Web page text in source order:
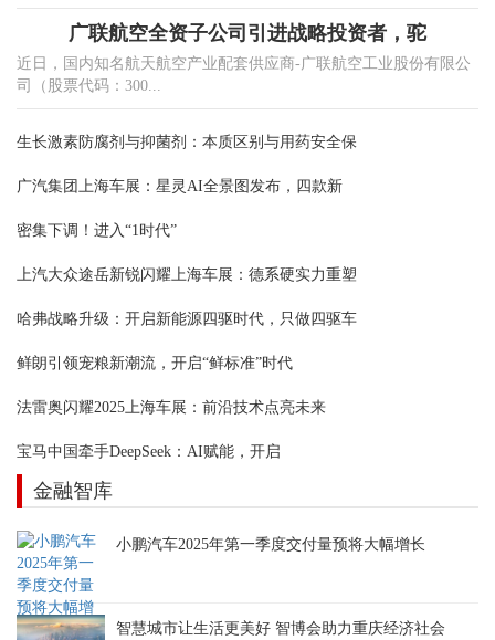
广联航空全资子公司引进战略投资者，驼
近日，国内知名航天航空产业配套供应商-广联航空工业股份有限公
司（股票代码：300...
生长激素防腐剂与抑菌剂：本质区别与用药安全保
广汽集团上海车展：星灵AI全景图发布，四款新
密集下调！进入“1时代”
上汽大众途岳新锐闪耀上海车展：德系硬实力重塑
哈弗战略升级：开启新能源四驱时代，只做四驱车
鲜朗引领宠粮新潮流，开启“鲜标准”时代
法雷奥闪耀2025上海车展：前沿技术点亮未来
宝马中国牵手DeepSeek：AI赋能，开启
金融智库
小鹏汽车2025年第一季度交付量预将大幅增长
智慧城市让生活更美好 智博会助力重庆经济社会